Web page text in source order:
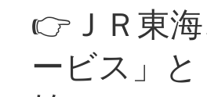
👉ＪＲ東
ービス」